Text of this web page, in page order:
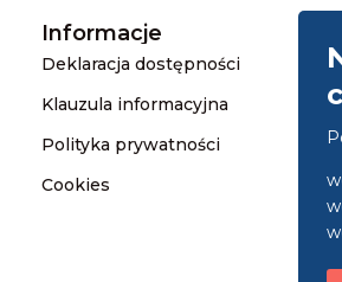
Informacje
Deklaracja dostępności
Klauzula informacyjna
Polityka prywatności
Cookies